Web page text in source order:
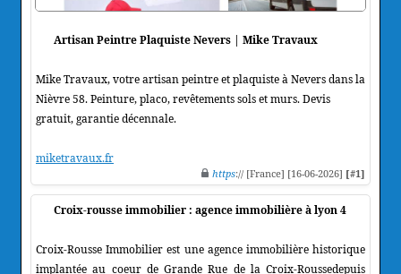
Artisan Peintre Plaquiste Nevers | Mike Travaux
Mike Travaux, votre artisan peintre et plaquiste à Nevers dans la
Nièvre 58. Peinture, placo, revêtements sols et murs. Devis
gratuit, garantie décennale.
miketravaux.fr
https:// [France] [16-06-2026] [#1]
Croix-rousse immobilier : agence immobilière à lyon 4
Croix-Rousse Immobilier est une agence immobilière historique
implantée au coeur de Grande Rue de la Croix-Roussedepuis